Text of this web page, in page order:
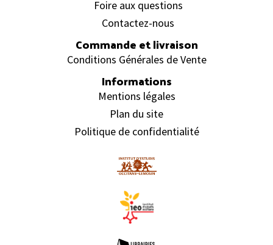
Foire aux questions
Contactez-nous
Commande et livraison
Conditions Générales de Vente
Informations
Mentions légales
Plan du site
Politique de confidentialité